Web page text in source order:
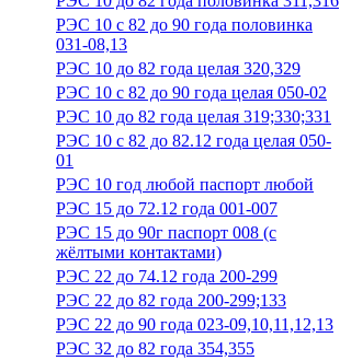
РЭС 10 с 82 до 90 года половинка
031-08,13
РЭС 10 до 82 года целая 320,329
РЭС 10 с 82 до 90 года целая 050-02
РЭС 10 до 82 года целая 319;330;331
РЭС 10 с 82 до 82.12 года целая 050-
01
РЭС 10 год любой паспорт любой
РЭС 15 до 72.12 года 001-007
РЭС 15 до 90г паспорт 008 (с
жёлтыми контактами)
РЭС 22 до 74.12 года 200-299
РЭС 22 до 82 года 200-299;133
РЭС 22 до 90 года 023-09,10,11,12,13
РЭС 32 до 82 года 354,355